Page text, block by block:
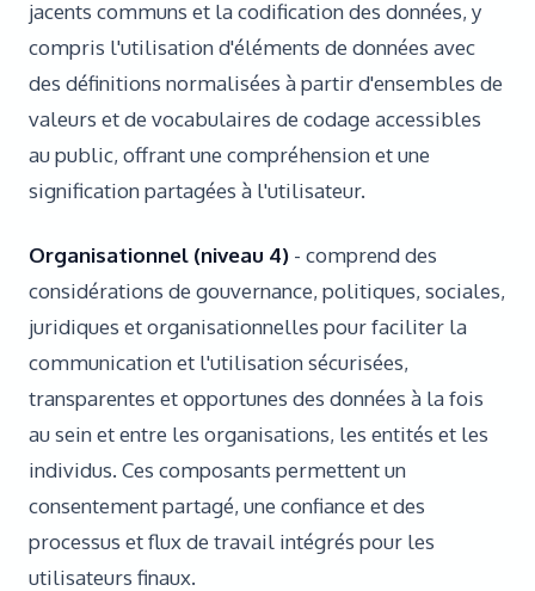
jacents communs et la codification des données, y
compris l'utilisation d'éléments de données avec
des définitions normalisées à partir d'ensembles de
valeurs et de vocabulaires de codage accessibles
au public, offrant une compréhension et une
signification partagées à l'utilisateur.
Organisationnel (niveau 4) - comprend des
considérations de gouvernance, politiques, sociales,
juridiques et organisationnelles pour faciliter la
communication et l'utilisation sécurisées,
transparentes et opportunes des données à la fois
au sein et entre les organisations, les entités et les
individus. Ces composants permettent un
consentement partagé, une confiance et des
processus et flux de travail intégrés pour les
utilisateurs finaux.